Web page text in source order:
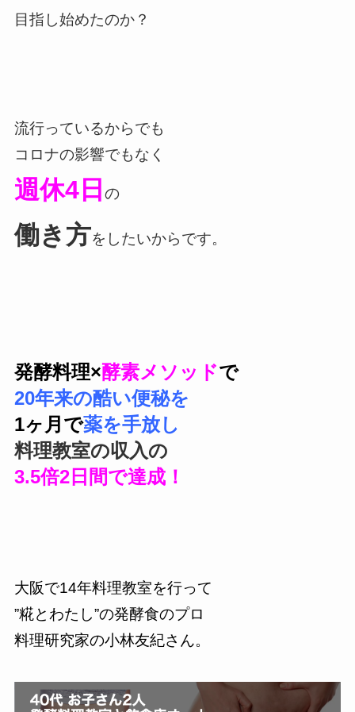
目指し始めたのか？
流行っているからでも
コロナの影響でもなく
週休4日 の
働き方をしたいからです。
発酵料理×酵素メソッドで
20年来の酷い便秘を
1ヶ月で薬を手放し
料理教室の収入の
3.5倍2日間で達成！
大阪で14年料理教室を行って
”糀とわたし”の発酵食のプロ
料理研究家の小林友紀さん。